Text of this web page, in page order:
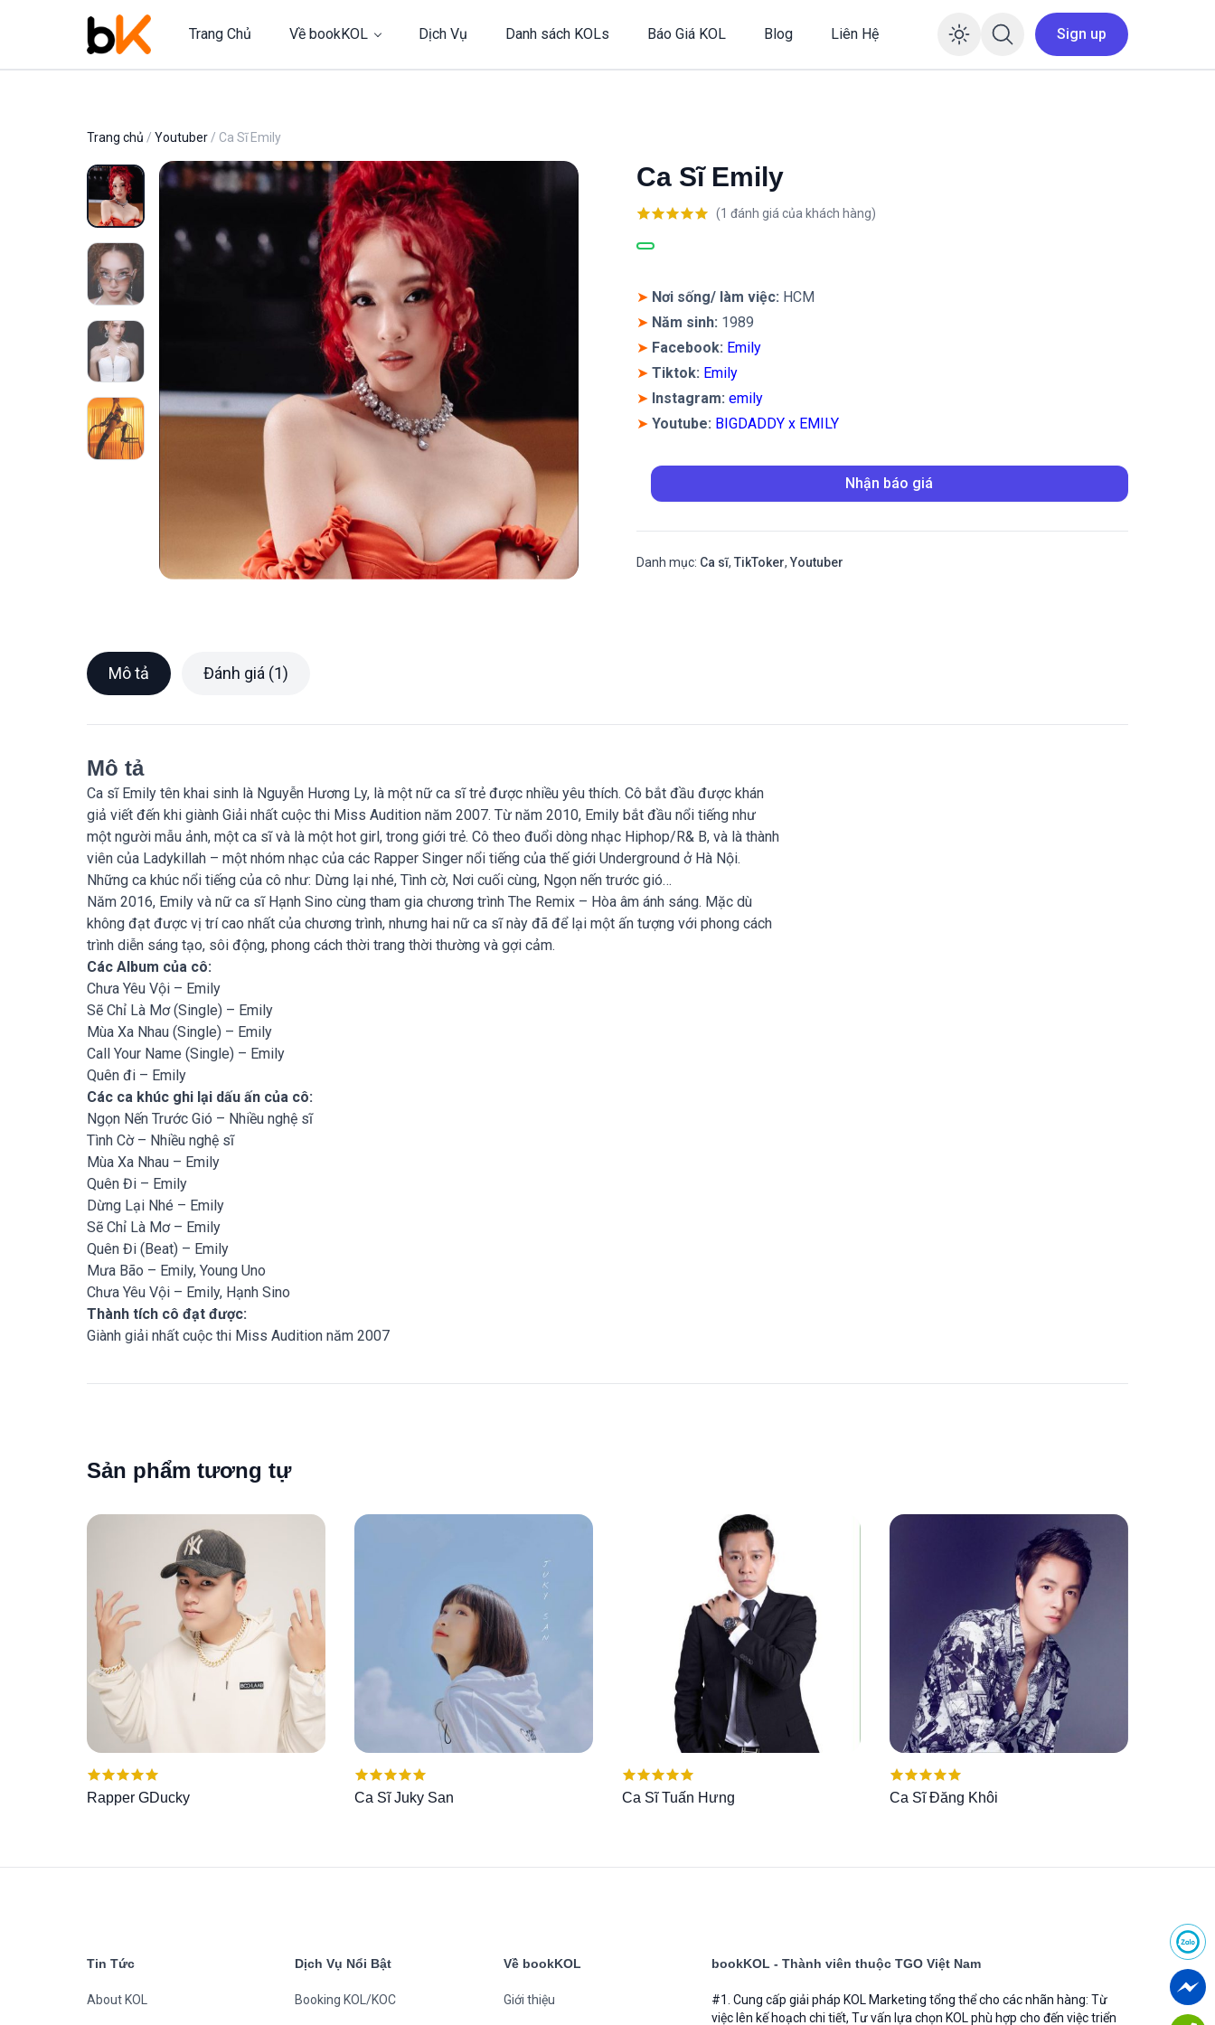
Trang Chủ Về bookKOL Dịch Vụ Danh sách KOLs Báo Giá KOL Blog Liên Hệ Enable dark mode
Sign up
Trang chủ / Youtuber / Ca Sĩ Emily
Ca Sĩ Emily
dựa trên
(1 đánh giá của khách hàng)
➤ Nơi sống/ làm việc: HCM
➤ Năm sinh: 1989
➤ Facebook: Emily
➤ Tiktok: Emily
➤ Instagram: emily
➤ Youtube: BIGDADDY x EMILY
Nhận báo giá
Danh mục: Ca sĩ, TikToker,Youtuber
Mô tả Đánh giá (1)
Mô tả
Ca sĩ Emily tên khai sinh là Nguyễn Hương Ly, là một nữ ca sĩ trẻ được nhiều yêu thích. Cô bắt đầu được khán
giả viết đến khi giành Giải nhất cuộc thi Miss Audition năm 2007. Từ năm 2010, Emily bắt đầu nổi tiếng như
một người mẫu ảnh, một ca sĩ và là một hot girl, trong giới trẻ. Cô theo đuổi dòng nhạc Hiphop/R& B, và là thành
viên của Ladykillah – một nhóm nhạc của các Rapper Singer nổi tiếng của thế giới Underground ở Hà Nội.
Những ca khúc nổi tiếng của cô như: Dừng lại nhé, Tình cờ, Nơi cuối cùng, Ngọn nến trước gió…
Năm 2016, Emily và nữ ca sĩ Hạnh Sino cùng tham gia chương trình The Remix – Hòa âm ánh sáng. Mặc dù
không đạt được vị trí cao nhất của chương trình, nhưng hai nữ ca sĩ này đã để lại một ấn tượng với phong cách
trình diễn sáng tạo, sôi động, phong cách thời trang thời thường và gợi cảm.
Các Album của cô:
Chưa Yêu Vội – Emily
Sẽ Chỉ Là Mơ (Single) – Emily
Mùa Xa Nhau (Single) – Emily
Call Your Name (Single) – Emily
Quên đi – Emily
Các ca khúc ghi lại dấu ấn của cô:
Ngọn Nến Trước Gió – Nhiều nghệ sĩ
Tình Cờ – Nhiều nghệ sĩ
Mùa Xa Nhau – Emily
Quên Đi – Emily
Dừng Lại Nhé – Emily
Sẽ Chỉ Là Mơ – Emily
Quên Đi (Beat) – Emily
Mưa Bão – Emily, Young Uno
Chưa Yêu Vội – Emily, Hạnh Sino
Thành tích cô đạt được:
Giành giải nhất cuộc thi Miss Audition năm 2007
Sản phẩm tương tự
Rapper GDucky
Được xếp
Ca Sĩ Juky San
Được xếp
Ca Sĩ Tuấn Hưng
Được xếp
Ca Sĩ Đăng Khôi
Được xếp
Tin Tức
About KOL
Dịch Vụ Nổi Bật
Booking KOL/KOC
Về bookKOL
Giới thiệu
bookKOL - Thành viên thuộc TGO Việt Nam
#1. Cung cấp giải pháp KOL Marketing tổng thể cho các nhãn hàng: Từ
việc lên kế hoạch chi tiết, Tư vấn lựa chọn KOL phù hợp cho đến việc triển